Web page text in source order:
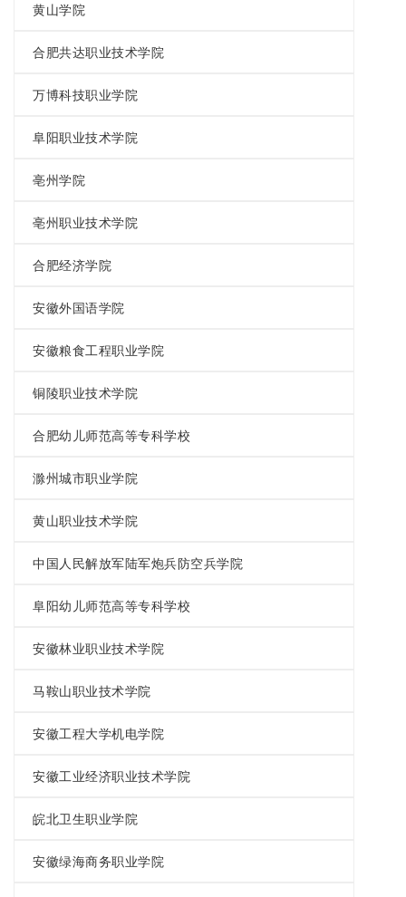
黄山学院
合肥共达职业技术学院
万博科技职业学院
阜阳职业技术学院
亳州学院
亳州职业技术学院
合肥经济学院
安徽外国语学院
安徽粮食工程职业学院
铜陵职业技术学院
合肥幼儿师范高等专科学校
滁州城市职业学院
黄山职业技术学院
中国人民解放军陆军炮兵防空兵学院
阜阳幼儿师范高等专科学校
安徽林业职业技术学院
马鞍山职业技术学院
安徽工程大学机电学院
安徽工业经济职业技术学院
皖北卫生职业学院
安徽绿海商务职业学院